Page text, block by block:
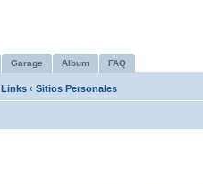
Garage Album FAQ
Links ‹ Sitios Personales